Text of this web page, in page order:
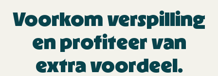
Voorkom verspilling
en profiteer van
extra voordeel.